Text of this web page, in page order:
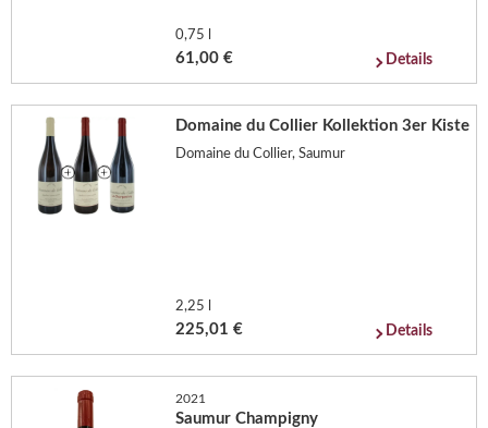
0,75 l
61,00 € Details
Domaine du Collier Kollektion 3er Kiste
Domaine du Collier, Saumur
2,25 l
225,01 € Details
2021
Saumur Champigny